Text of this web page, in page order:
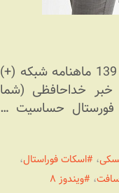
یادداشت من در شماره 139 ماهنامه شبکه (+)
خبر خداحافظی (شما
فورستال حساسیت …
، اسکات فوراستال،
، ویندوز ۸